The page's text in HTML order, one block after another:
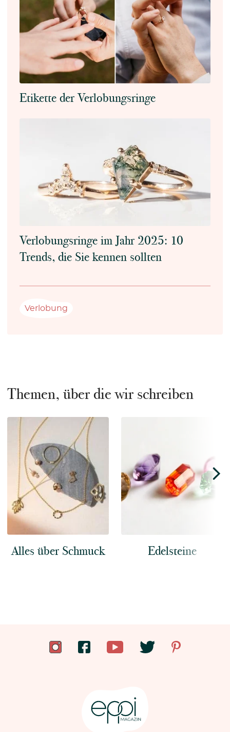
Etikette der Verlobungsringe
Verlobungsringe im Jahr 2025: 10
Trends, die Sie kennen sollten
Verlobung
Themen, über die wir schreiben
Alles über Schmuck Edelsteine